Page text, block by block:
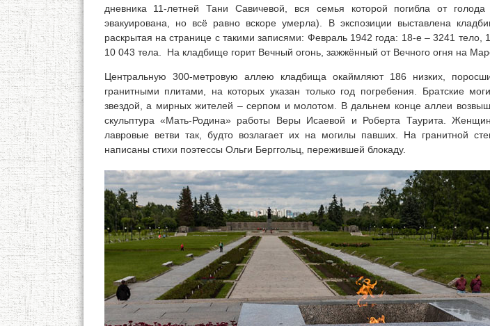
дневника 11-летней Тани Савичевой, вся семья которой погибла от
эвакуирована, но всё равно вскоре умерла). В экспозиции выставлена
раскрытая на странице с такими записями: Февраль 1942 года: 18-е – 3241 тело,
10 043 тела. На кладбище горит Вечный огонь, зажжённый от Вечного огня на
Центральную 300-метровую аллею кладбища окаймляют 186 низких,
гранитными плитами, на которых указан только год погребения. Братские
звездой, а мирных жителей – серпом и молотом. В дальнем конце аллеи
скульптура «Мать-Родина» работы Веры Исаевой и Роберта Таурита.
лавровые ветви так, будто возлагает их на могилы павших. На гранитной
написаны стихи поэтессы Ольги Берггольц, пережившей блокаду.